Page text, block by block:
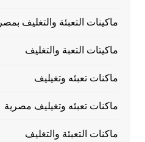
ماكينات التعبئة والتغليف بمصر
ماكيتات التعبة والتغليف
ماكنات تعبئه وتغيليف
ماكنات تعبئه وتغيليف مصرية
ماكنات التعبئة والتغليف